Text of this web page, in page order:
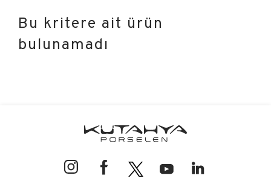
Bu kritere ait ürün
bulunamadı